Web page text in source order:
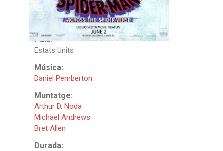
Oscar Isaac
Jason Schwartzman
País:
Estats Units
Música:
Daniel Pemberton
Muntatge:
Arthur D. Noda
Michael Andrews
Bret Allen
Durada: